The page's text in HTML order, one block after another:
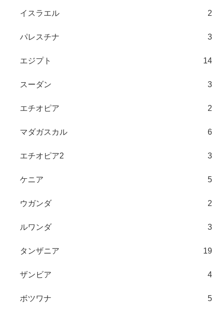
イスラエル 2
パレスチナ 3
エジプト 14
スーダン 3
エチオピア 2
マダガスカル 6
エチオピア2 3
ケニア 5
ウガンダ 2
ルワンダ 3
タンザニア 19
ザンビア 4
ボツワナ 5